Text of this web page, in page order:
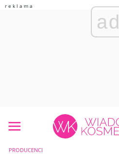
ad
PRODUCENCI